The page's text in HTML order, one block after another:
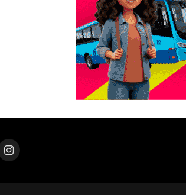
Instagram